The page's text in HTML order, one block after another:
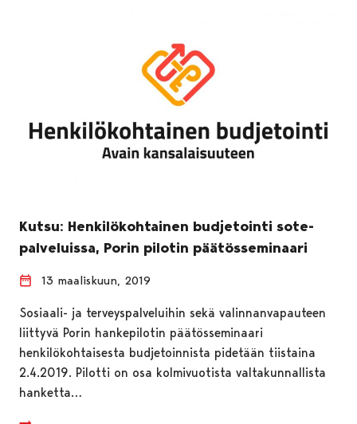
Kutsu: Henkilökohtainen budjetointi sote-
palveluissa, Porin pilotin päätösseminaari
13 maaliskuun, 2019
Sosiaali- ja terveyspalveluihin sekä valinnanvapauteen
liittyvä Porin hankepilotin päätösseminaari
henkilökohtaisesta budjetoinnista pidetään tiistaina
2.4.2019. Pilotti on osa kolmivuotista valtakunnallista
hanketta…